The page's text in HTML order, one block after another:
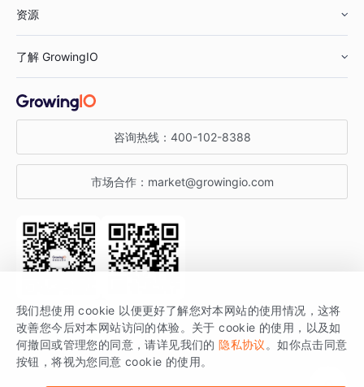
鞋服行业
汽车行业
金融行业
智能运营
获客分析
资源
增长公开课
增长博客
开发者文档
SDK 文档
场景指南
了解 GrowingIO
关于 GrowingIO
增长大会
行业活动
咨询热线： 400-102-8388
市场合作： market@growingio.com
关注公众号 获取更多干货
GrowingIO 是专注于数据智能分析与增长的品牌，核心平台为 GrowingIO
分析云。
我们想使用 cookie 以便更好了解您对本网站的使用情况，这将
改善您今后对本网站访问的体验。关于 cookie 的使用，以及如
何撤回或管理您的同意，请详见我们的 隐私协议 。如你点击同意
按钮，将视为您同意 cookie 的使用。